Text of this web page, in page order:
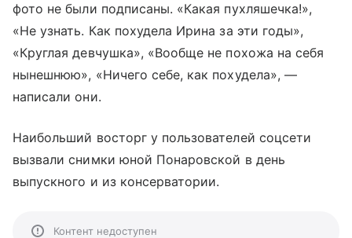
фото не были подписаны. «Какая пухляшечка!»,
«Не узнать. Как похудела Ирина за эти годы»,
«Круглая девчушка», «Вообще не похожа на себя
нынешнюю», «Ничего себе, как похудела», —
написали они.
Наибольший восторг у пользователей соцсети
вызвали снимки юной Понаровской в день
выпускного и из консерватории.
Контент недоступен